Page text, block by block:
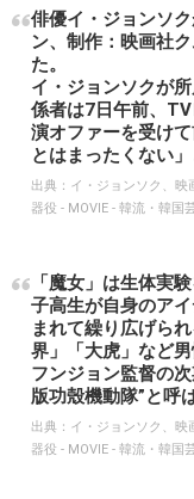
俳優イ・ジョンソ
ン、制作：映画社
た。
イ・ジョンソクが
係者は7日午前、
演オファーを受け
とはまったくない」
出典： イ・ジョンソク、
器役 - MOVIE - 韓流・韓国
「魔女」は生体実
子高生が自身のア
まれて繰り広げら
界」「大虎」など
フンジョン監督の
版功殼機動隊”と呼
出典： イ・ジョンソク、
器役 - MOVIE - 韓流・韓国